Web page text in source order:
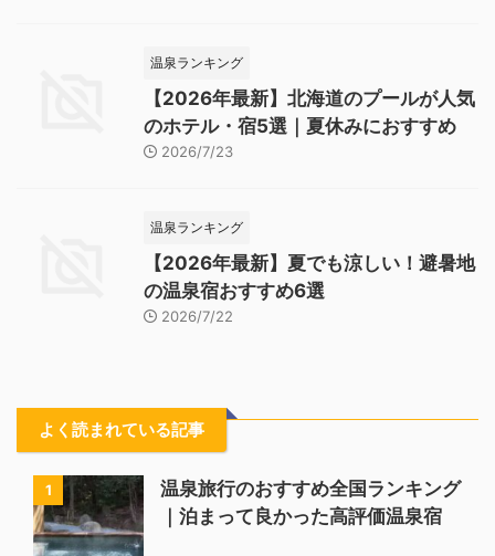
温泉ランキング
【2026年最新】北海道のプールが人気
のホテル・宿5選｜夏休みにおすすめ
2026/7/23
温泉ランキング
【2026年最新】夏でも涼しい！避暑地
の温泉宿おすすめ6選
2026/7/22
よく読まれている記事
1
温泉旅行のおすすめ全国ランキング
｜泊まって良かった高評価温泉宿